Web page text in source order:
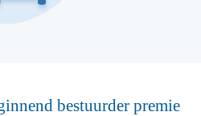
bestuurder premie